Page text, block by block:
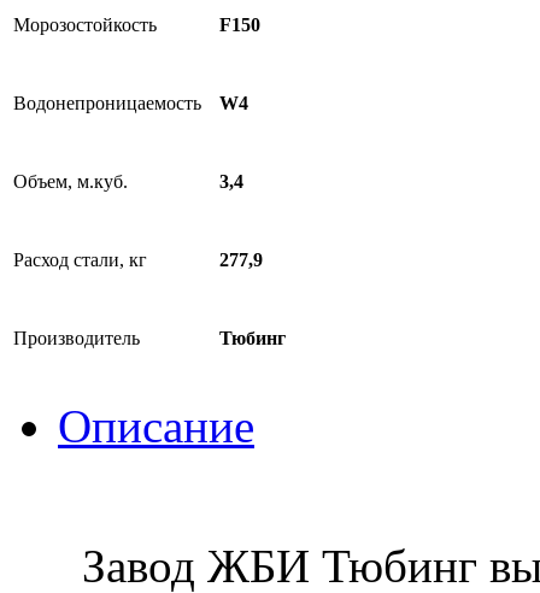
Морозостойкость F150
Водонепроницаемость W4
Объем, м.куб. 3,4
Расход стали, кг 277,9
Производитель Тюбинг
Описание
Завод ЖБИ Тюбинг